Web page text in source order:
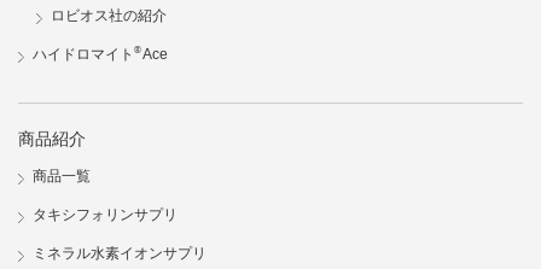
ロビオス社の紹介
ハイドロマイト ®Ace
商品紹介
商品一覧
タキシフォリンサプリ
ミネラル水素イオンサプリ